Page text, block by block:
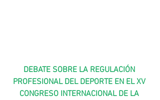
DEBATE SOBRE LA REGULACIÓN
PROFESIONAL DEL DEPORTE EN EL XV
CONGRESO INTERNACIONAL DE LA